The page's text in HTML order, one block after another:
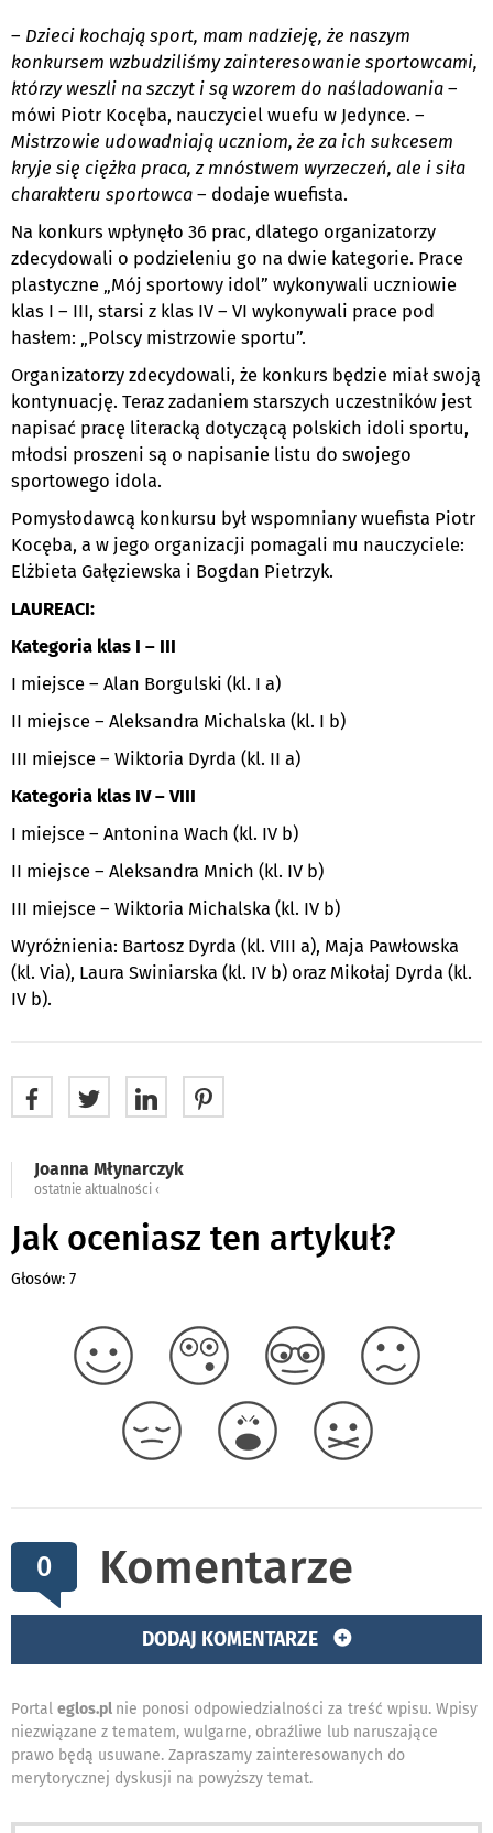
– Dzieci kochają sport, mam nadzieję, że naszym
konkursem wzbudziliśmy zainteresowanie sportowcami,
którzy weszli na szczyt i są wzorem do naśladowania –
mówi Piotr Kocęba, nauczyciel wuefu w Jedynce. –
Mistrzowie udowadniają uczniom, że za ich sukcesem
kryje się ciężka praca, z mnóstwem wyrzeczeń, ale i siła
charakteru sportowca – dodaje wuefista.
Na konkurs wpłynęło 36 prac, dlatego organizatorzy
zdecydowali o podzieleniu go na dwie kategorie. Prace
plastyczne „Mój sportowy idol” wykonywali uczniowie
klas I – III, starsi z klas IV – VI wykonywali prace pod
hasłem: „Polscy mistrzowie sportu”.
Organizatorzy zdecydowali, że konkurs będzie miał swoją
kontynuację. Teraz zadaniem starszych uczestników jest
napisać pracę literacką dotyczącą polskich idoli sportu,
młodsi proszeni są o napisanie listu do swojego
sportowego idola.
Pomysłodawcą konkursu był wspomniany wuefista Piotr
Kocęba, a w jego organizacji pomagali mu nauczyciele:
Elżbieta Gałęziewska i Bogdan Pietrzyk.
LAUREACI:
Kategoria klas I – III
I miejsce – Alan Borgulski (kl. I a)
II miejsce – Aleksandra Michalska (kl. I b)
III miejsce – Wiktoria Dyrda (kl. II a)
Kategoria klas IV – VIII
I miejsce – Antonina Wach (kl. IV b)
II miejsce – Aleksandra Mnich (kl. IV b)
III miejsce – Wiktoria Michalska (kl. IV b)
Wyróżnienia: Bartosz Dyrda (kl. VIII a), Maja Pawłowska
(kl. Via), Laura Swiniarska (kl. IV b) oraz Mikołaj Dyrda (kl.
IV b).
Joanna Młynarczyk
ostatnie aktualności ‹
Jak oceniasz ten artykuł?
Głosów: 7
0 Komentarze
DODAJ KOMENTARZE
Portal eglos.pl nie ponosi odpowiedzialności za treść wpisu. Wpisy
niezwiązane z tematem, wulgarne, obraźliwe lub naruszające
prawo będą usuwane. Zapraszamy zainteresowanych do
merytorycznej dyskusji na powyższy temat.